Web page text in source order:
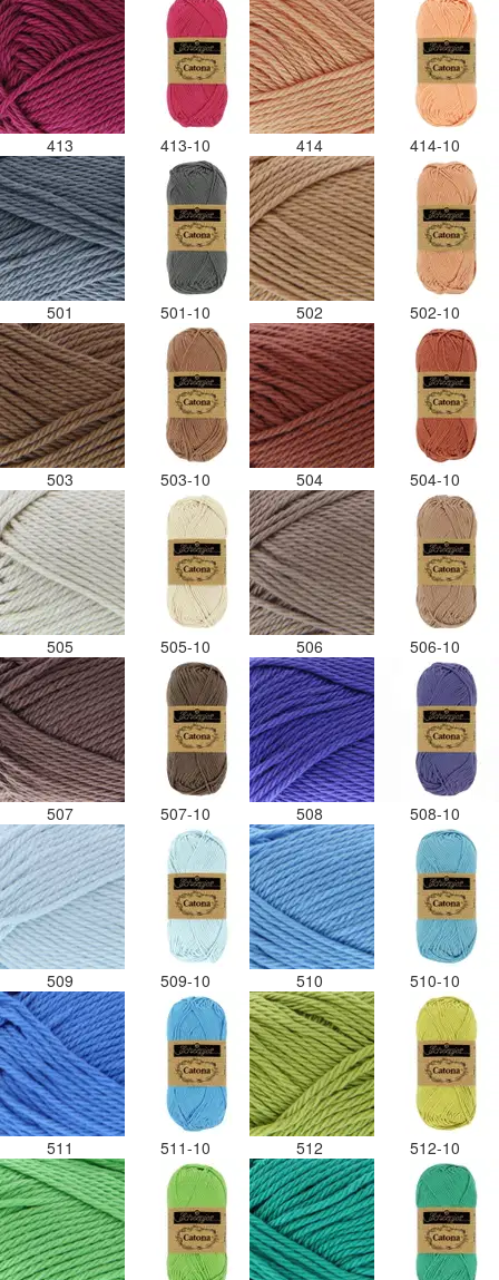
413 413-10 414 414-10
501 501-10 502 502-10
503 503-10 504 504-10
505 505-10 506 506-10
507 507-10 508 508-10
509 509-10 510 510-10
511 511-10 512 512-10